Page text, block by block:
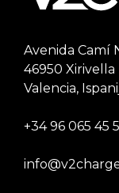
Avenida Camí
46950 Xirivella
Valencia,
+34 96 065 45